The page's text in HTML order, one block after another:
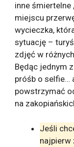
inne śmiertelne
miejscu
wycieczka,
sytuację –
zdjęć w
Będąc jednym
próśb o selfie…
powstrzymać
na
Jeśli
najpierw